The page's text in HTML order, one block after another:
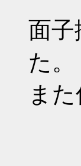
面子
た。
ま